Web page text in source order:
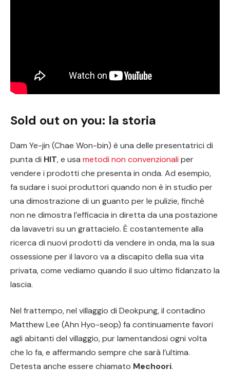
Sold out on you: la storia
Dam Ye-jin (Chae Won-bin) è una delle presentatrici di
punta di HIT, e usa metodi non convenzionali per
vendere i prodotti che presenta in onda. Ad esempio,
fa sudare i suoi produttori quando non è in studio per
una dimostrazione di un guanto per le pulizie, finché
non ne dimostra l’efficacia in diretta da una postazione
da lavavetri su un grattacielo. È costantemente alla
ricerca di nuovi prodotti da vendere in onda, ma la sua
ossessione per il lavoro va a discapito della sua vita
privata, come vediamo quando il suo ultimo fidanzato la
lascia.
Nel frattempo, nel villaggio di Deokpung, il contadino
Matthew Lee (Ahn Hyo-seop) fa continuamente favori
agli abitanti del villaggio, pur lamentandosi ogni volta
che lo fa, e affermando sempre che sarà l’ultima.
Detesta anche essere chiamato Mechoori.